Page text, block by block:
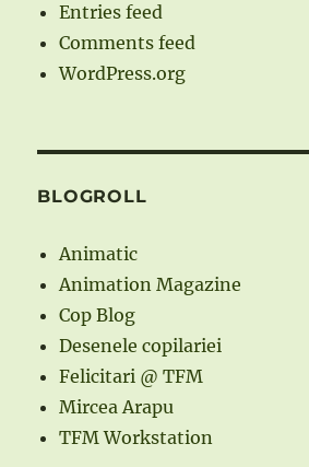
Entries feed
Comments feed
WordPress.org
BLOGROLL
Animatic
Animation Magazine
Cop Blog
Desenele copilariei
Felicitari @ TFM
Mircea Arapu
TFM Workstation